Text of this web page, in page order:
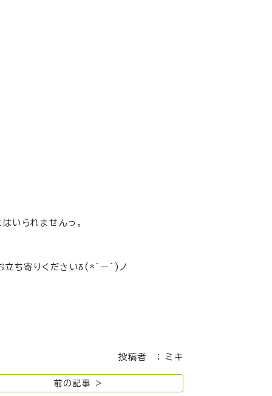
いられませんっ。
立ち寄りくださいδ(*´ー`)ノ
投稿者 ： ミキ
前の記事 >